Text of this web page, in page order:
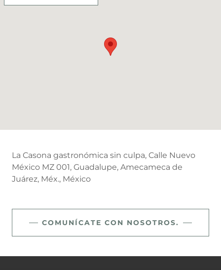
La Casona gastronómica sin culpa, Calle Nuevo
México MZ 001, Guadalupe, Amecameca de
Juárez, Méx., México
COMUNÍCATE CON NOSOTROS.